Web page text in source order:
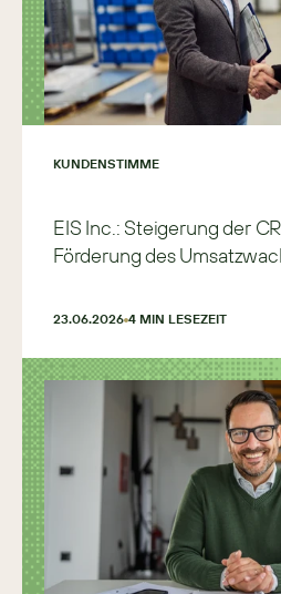
KUNDENSTIMME
EIS Inc.: Steigerung der
Förderung des
23.06.2026 4 MIN LESEZEIT